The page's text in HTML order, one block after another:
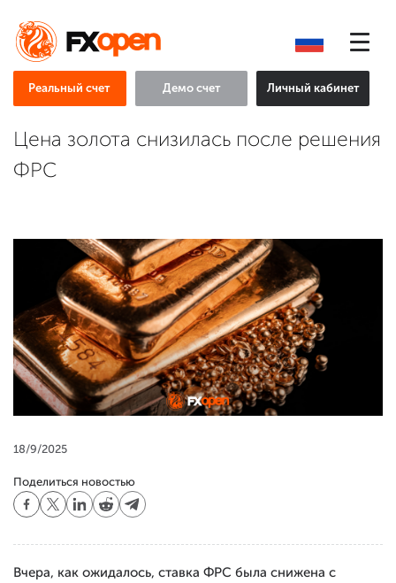
Реальный счет Демо счет Личный кабинет
Цена золота снизилась после решения
ФРС
18/9/2025
Поделиться новостью
Вчера, как ожидалось, ставка ФРС была снижена с